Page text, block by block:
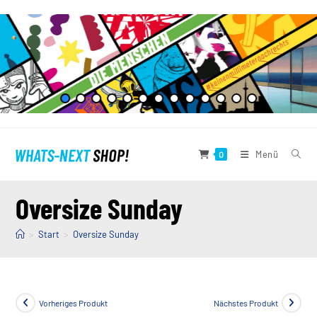
Inhalt
springen
0 Menü
Oversize Sunday
> Start > Oversize Sunday
Vorheriges Produkt Nächstes Produkt